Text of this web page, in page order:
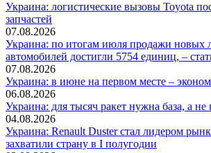
Украина: логистические вызовы Toyota
запчастей
07.08.2026
Украина: по итогам июля продажи новых
автомобилей достигли 5754 единиц, –
07.08.2026
Украина: в июне на первом месте –
06.08.2026
Украина: для тысяч ракет нужна база, а не
04.08.2026
Украина: Renault Duster стал лидером
захватили страну в I полугодии